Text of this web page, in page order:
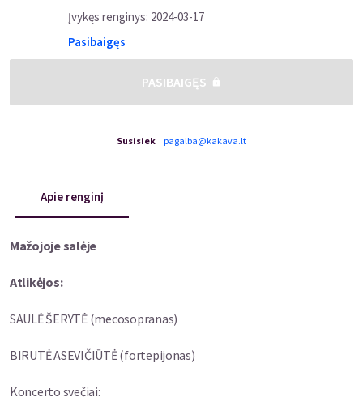
Įvykęs renginys: 2024-03-17
Pasibaigęs
PASIBAIGĘS
Susisiek pagalba@kakava.lt
Apie renginį
Mažojoje salėje
Atlikėjos:
SAULĖ ŠERYTĖ (mecosopranas)
BIRUTĖ ASEVIČIŪTĖ (fortepijonas)
Koncerto svečiai: